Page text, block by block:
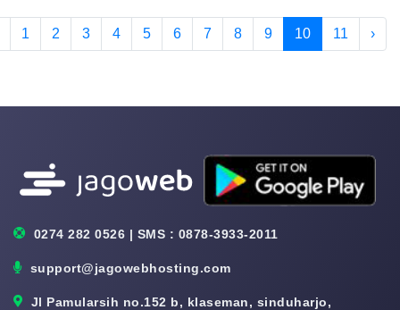
1 2 3 4 5 6 7 8 9 10 11 ›
0274 282 0526 | SMS : 0878-3933-2011
support@jagowebhosting.com
Jl Pamularsih no.152 b, klaseman, sinduharjo,